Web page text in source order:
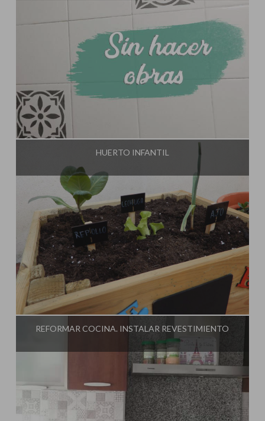
HUERTO INFANTIL
Influencer: El Taller de Ire
REFORMAR COCINA. INSTALAR REVESTIMIENTO